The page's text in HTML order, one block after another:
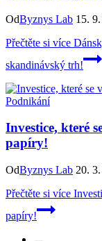
OdByznys Lab 15.
Přečtěte si více
skandinávský trh!
Podnikání
Investice, které
papíry!
OdByznys Lab 20.
Přečtěte si více
papíry!